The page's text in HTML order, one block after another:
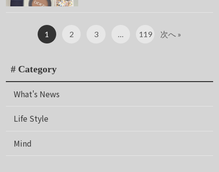
1 2 3 119 次へ »
# Category
What's News
Life Style
Mind